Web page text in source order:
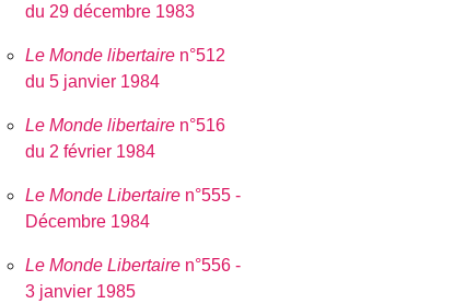
du 29 décembre 1983
Le Monde libertaire n°512
du 5 janvier 1984
Le Monde libertaire n°516
du 2 février 1984
Le Monde Libertaire n°555 -
Décembre 1984
Le Monde Libertaire n°556 -
3 janvier 1985